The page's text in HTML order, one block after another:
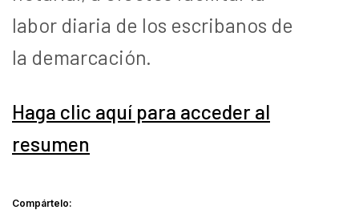
labor diaria de los escribanos de
la demarcación.
Haga clic aquí para acceder al
resumen
Compártelo: